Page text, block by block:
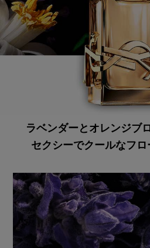
ラベンダーとオレンジブ
セクシーでクールなフ